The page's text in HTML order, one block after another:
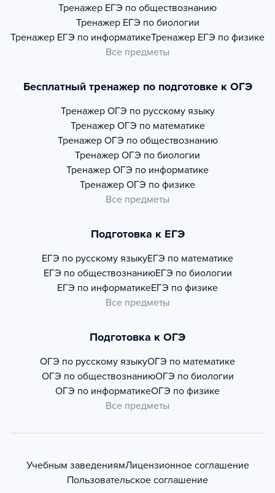
Тренажер ЕГЭ по обществознанию
Тренажер ЕГЭ по биологии
Тренажер ЕГЭ по информатикеТренажер ЕГЭ по физике
Все предметы
Бесплатный тренажер по подготовке к ОГЭ
Тренажер ОГЭ по русскому языку
Тренажер ОГЭ по математике
Тренажер ОГЭ по обществознанию
Тренажер ОГЭ по биологии
Тренажер ОГЭ по информатике
Тренажер ОГЭ по физике
Все предметы
Подготовка к ЕГЭ
ЕГЭ по русскому языкуЕГЭ по математике
ЕГЭ по обществознаниюЕГЭ по биологии
ЕГЭ по информатикеЕГЭ по физике
Все предметы
Подготовка к ОГЭ
ОГЭ по русскому языкуОГЭ по математике
ОГЭ по обществознаниюОГЭ по биологии
ОГЭ по информатикеОГЭ по физике
Все предметы
Учебным заведениямЛицензионное соглашение
Пользовательское соглашение